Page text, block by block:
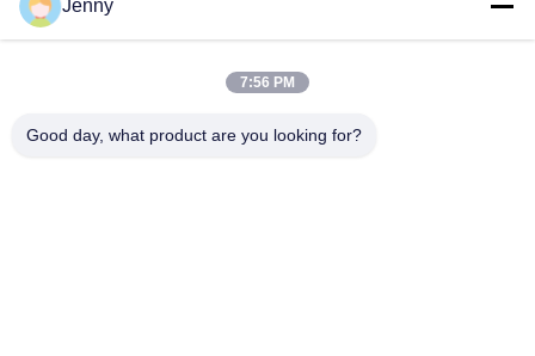
Werktijd
Jenny
7:56 PM
Good day, what product are you looking for?